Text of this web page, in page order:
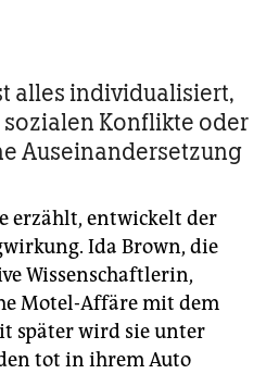
alles individualisiert,
Konflikte oder
Auseinandersetzung
erzählt, entwickelt der
Ida Brown, die
Wissenschaftlerin,
Motel-Affäre mit dem
später wird sie unter
tot in ihrem Auto